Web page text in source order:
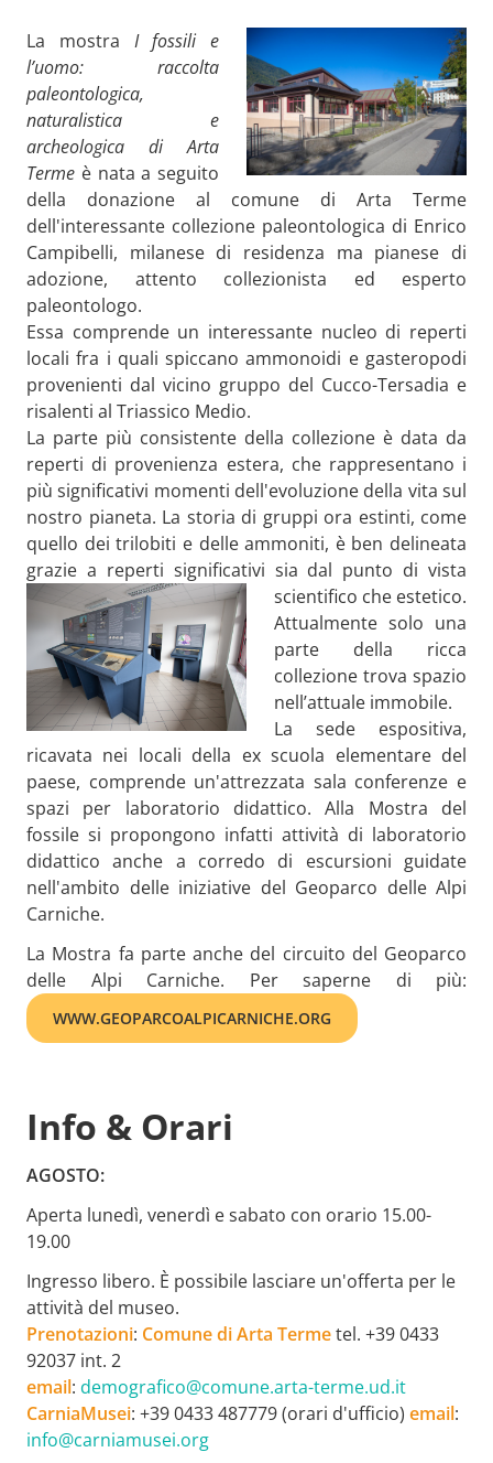
La mostra I fossili e
l’uomo: raccolta
paleontologica,
naturalistica e
archeologica di Arta
Terme è nata a seguito
della donazione al comune di Arta Terme
dell'interessante collezione paleontologica di Enrico
Campibelli, milanese di residenza ma pianese di
adozione, attento collezionista ed esperto
paleontologo.
Essa comprende un interessante nucleo di reperti
locali fra i quali spiccano ammonoidi e gasteropodi
provenienti dal vicino gruppo del Cucco-Tersadia e
risalenti al Triassico Medio.
La parte più consistente della collezione è data da
reperti di provenienza estera, che rappresentano i
più significativi momenti dell'evoluzione della vita sul
nostro pianeta. La storia di gruppi ora estinti, come
quello dei trilobiti e delle ammoniti, è ben delineata
grazie a reperti significativi sia dal punto di vista
scientifico che estetico.
Attualmente solo una
parte della ricca
collezione trova spazio
nell’attuale immobile.
La sede espositiva,
ricavata nei locali della ex scuola elementare del
paese, comprende un'attrezzata sala conferenze e
spazi per laboratorio didattico. Alla Mostra del
fossile si propongono infatti attività di laboratorio
didattico anche a corredo di escursioni guidate
nell'ambito delle iniziative del Geoparco delle Alpi
Carniche.
La Mostra fa parte anche del circuito del Geoparco
delle Alpi Carniche. Per saperne di più:
WWW.GEOPARCOALPICARNICHE.ORG
Info & Orari
AGOSTO:
Aperta lunedì, venerdì e sabato con orario 15.00-
19.00
Ingresso libero. È possibile lasciare un'offerta per le
attività del museo.
Prenotazioni: Comune di Arta Termetel. +39 0433
92037 int. 2
email: demografico@comune.arta-terme.ud.it
CarniaMusei: +39 0433 487779 (orari d'ufficio) email:
info@carniamusei.org